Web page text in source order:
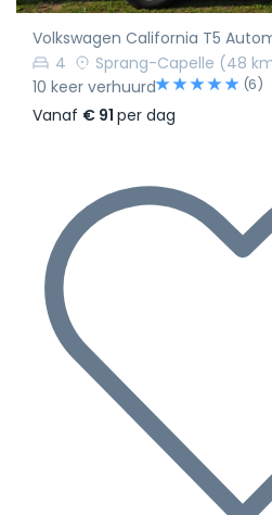
Volkswagen California T5
4
Sprang-Capelle (48
10 keer verhuurd
(6)
Vanaf € 91 per dag